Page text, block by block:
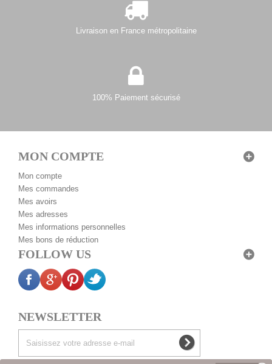
Livraison en France métropolitaine
100% Paiement sécurisé
MON COMPTE
Mon compte
Mes commandes
Mes avoirs
Mes adresses
Mes informations personnelles
Mes bons de réduction
FOLLOW US
NEWSLETTER